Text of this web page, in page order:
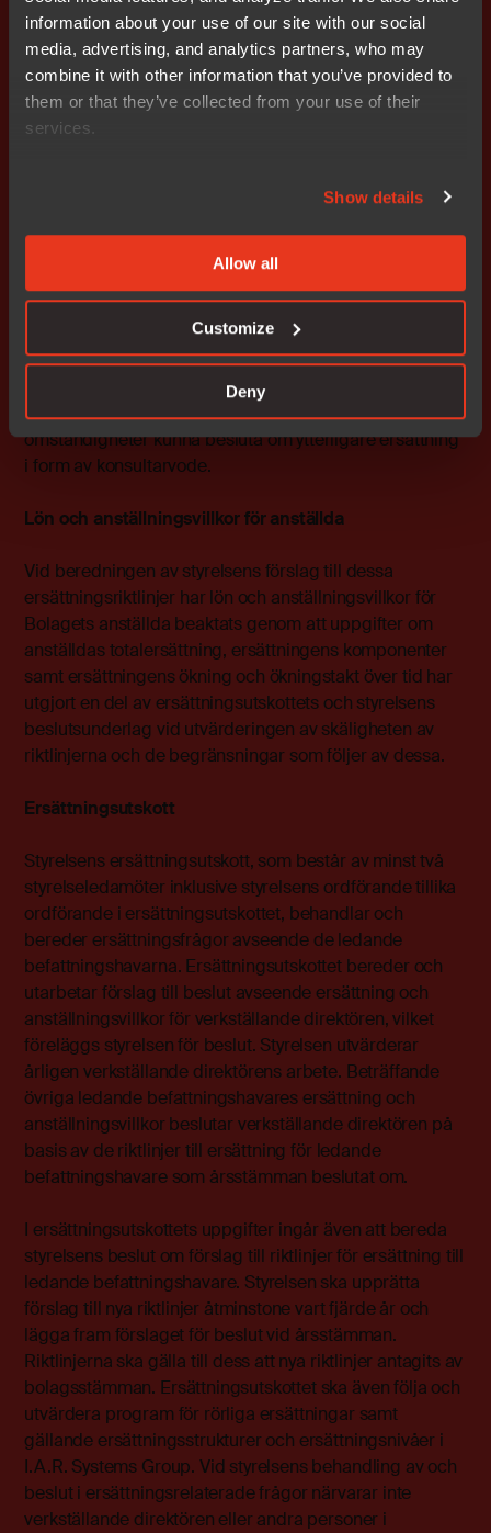
information about your use of our site with our social
media, advertising, and analytics partners, who may
combine it with other information that you’ve provided to
them or that they’ve collected from your use of their
services.
Show details
Allow all
Customize
Deny
maximalt 30% av lön upp till 25 PBB och över detta
25% av lön. De andra förmånerna kan exempelvis bestå
av sjukförsäkring, telefonförmåner och företagsbil och
ska utgå i den mån det anses vara marknadsmässigt.
Vid uppsägning av VD tillämpas uppsägningslön med
oförändrade villkor under sex månader. De övriga
ledande befattningshavarnas uppsägningstid ska vara
Konsultarvode till styrelseledamöter
I de fall styrelseledamöter utför arbete utöver sedvanligt
styrelsearbete så ska styrelsen under särskilda
omständigheter kunna besluta om ytterligare ersättning
i form av konsultarvode.
Lön och anställningsvillkor för anställda
Vid beredningen av styrelsens förslag till dessa
ersättningsriktlinjer har lön och anställningsvillkor för
Bolagets anställda beaktats genom att uppgifter om
anställdas totalersättning, ersättningens komponenter
samt ersättningens ökning och ökningstakt över tid har
utgjort en del av ersättningsutskottets och styrelsens
beslutsunderlag vid utvärderingen av skäligheten av
riktlinjerna och de begränsningar som följer av dessa.
Ersättningsutskott
Styrelsens ersättningsutskott, som består av minst två
styrelseledamöter inklusive styrelsens ordförande tillika
ordförande i ersättningsutskottet, behandlar och
bereder ersättningsfrågor avseende de ledande
befattningshavarna. Ersättningsutskottet bereder och
utarbetar förslag till beslut avseende ersättning och
anställningsvillkor för verkställande direktören, vilket
föreläggs styrelsen för beslut. Styrelsen utvärderar
årligen verkställande direktörens arbete. Beträffande
övriga ledande befattningshavares ersättning och
anställningsvillkor beslutar verkställande direktören på
basis av de riktlinjer till ersättning för ledande
befattningshavare som årsstämman beslutat om.
I ersättningsutskottets uppgifter ingår även att bereda
styrelsens beslut om förslag till riktlinjer för ersättning till
ledande befattningshavare. Styrelsen ska upprätta
förslag till nya riktlinjer åtminstone vart fjärde år och
lägga fram förslaget för beslut vid årsstämman.
Riktlinjerna ska gälla till dess att nya riktlinjer antagits av
bolagsstämman. Ersättningsutskottet ska även följa och
utvärdera program för rörliga ersättningar samt
gällande ersättningsstrukturer och ersättningsnivåer i
I.A.R. Systems Group. Vid styrelsens behandling av och
beslut i ersättningsrelaterade frågor närvarar inte
verkställande direktören eller andra personer i